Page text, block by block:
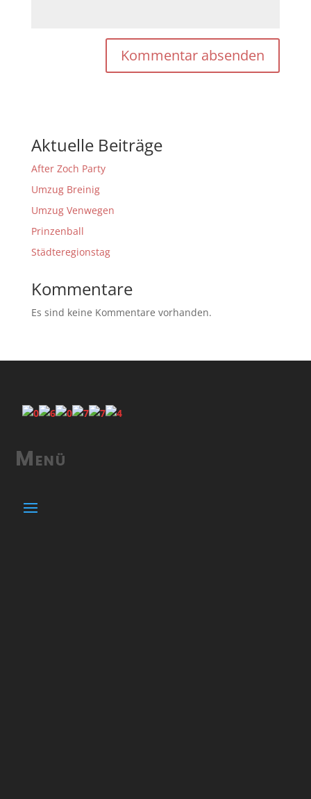
Aktuelle Beiträge
After Zoch Party
Umzug Breinig
Umzug Venwegen
Prinzenball
Städteregionstag
Kommentare
Es sind keine Kommentare vorhanden.
Menü